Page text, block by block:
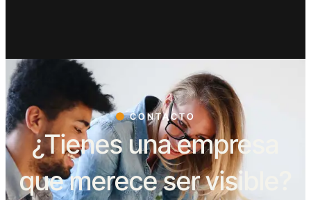
CONTACTO
¿Tienes una empresa
que merece ser visible?